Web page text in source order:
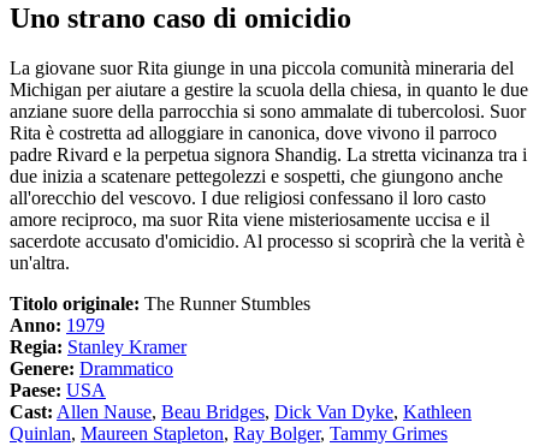
Uno strano caso di omicidio
La giovane suor Rita giunge in una piccola comunità mineraria del
Michigan per aiutare a gestire la scuola della chiesa, in quanto le due
anziane suore della parrocchia si sono ammalate di tubercolosi. Suor
Rita è costretta ad alloggiare in canonica, dove vivono il parroco
padre Rivard e la perpetua signora Shandig. La stretta vicinanza tra i
due inizia a scatenare pettegolezzi e sospetti, che giungono anche
all'orecchio del vescovo. I due religiosi confessano il loro casto
amore reciproco, ma suor Rita viene misteriosamente uccisa e il
sacerdote accusato d'omicidio. Al processo si scoprirà che la verità è
un'altra.
Titolo originale: The Runner Stumbles
Anno: 1979
Regia: Stanley Kramer
Genere: Drammatico
Paese: USA
Cast: Allen Nause, Beau Bridges, Dick Van Dyke, Kathleen
Quinlan, Maureen Stapleton, Ray Bolger, Tammy Grimes